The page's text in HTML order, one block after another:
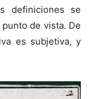
definiciones se
de vista. De
es subjetiva, y